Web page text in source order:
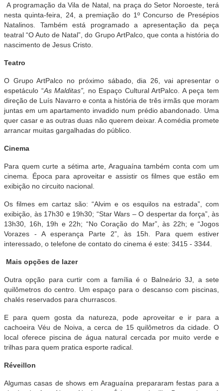
A programação da Vila de Natal, na praça do Setor Noroeste, terá
nesta quinta-feira, 24, a premiação do 1º Concurso de Presépios
Natalinos. Também está programado a apresentação da peça
teatral “O Auto de Natal”, do Grupo ArtPalco, que conta a história do
nascimento de Jesus Cristo.
Teatro
O Grupo ArtPalco no próximo sábado, dia 26, vai apresentar o
espetáculo “As Malditas”,
no Espaço Cultural ArtPalco. A peça tem
direção de Luís Navarro e conta a história de três irmãs que moram
juntas em um apartamento invadido num prédio abandonado. Uma
quer casar e as outras duas não querem deixar. A comédia promete
arrancar muitas gargalhadas do público.
Cinema
Para quem curte a sétima arte, Araguaína também conta com um
cinema. Época para aproveitar e assistir os filmes que estão em
exibição no circuito nacional.
Os filmes em cartaz são: “Alvim e os esquilos na estrada”, com
exibição, às 17h30 e 19h30; “Star Wars – O despertar da força”, às
13h30, 16h, 19h e 22h; “No Coração do Mar”, às 22h; e “Jogos
Vorazes - A esperança Parte 2”, às 15h. Para quem estiver
interessado, o telefone de contato do cinema é este: 3415 - 3344.
Mais opções de lazer
Outra opção para curtir com a família é o Balneário 3J, a sete
quilômetros do centro. Um espaço para o descanso com piscinas,
chalés reservados para churrascos.
E para quem gosta da natureza, pode aproveitar e ir para a
cachoeira Véu de Noiva, a cerca de 15 quilômetros da cidade. O
local oferece piscina de água natural cercada por muito verde e
trilhas para quem pratica esporte radical.
Réveillon
Algumas casas de shows em Araguaína prepararam festas para a